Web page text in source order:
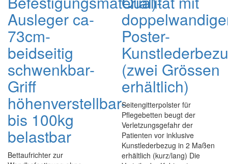
Ausleger ca-
73cm-
beidseitig
schwenkbar-
Griff
höhenverstellbar-
bis 100kg
belastbar
Bettaufrichter zur
Poster-
(zwei Grössen
erhältlich)
Seitengitterpolster für
Pflegebetten beugt der
Verletzungsgefahr der
Patienten vor inklusive
Kunstlederbezug in 2 Maßen
erhältlich (kurz/lang) Die